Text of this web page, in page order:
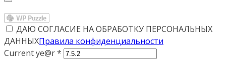
ДАЮ СОГЛАСИЕ НА ОБРАБОТКУ ПЕРСОНАЛЬНЫХ
ДАННЫХПравила конфиденциальности
Current ye@r*